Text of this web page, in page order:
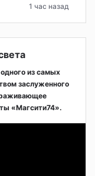
1 час назад
из самых
заслуженного
«Магсити74».